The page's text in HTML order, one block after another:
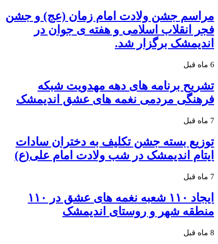
مراسم جشن ولادت امام زمان (عج) و جشن
فجر انقلاب اسلامی و هفته ی جوان در
اندیمشک برگزار شد.
6 ماه قبل
تشریح برنامه های دهه مهدویت شبکه
فرهنگی مردمی نغمه های عشق اندیمشک
7 ماه قبل
توزیع بسته جشن تکلیف به دختران سادات
ایتام اندیمشک در شب ولادت امام علی(ع)
7 ماه قبل
ایجاد ۱۱۰ شعبه نغمه های عشق در ۱۱۰
منطقه شهر و روستای اندیمشک
8 ماه قبل